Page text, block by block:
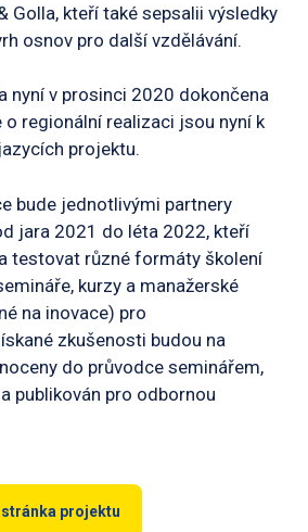
Golla, kteří také sepsalii výsledky
osnov pro další vzdělávání.
nyní v prosinci 2020 dokončena
o regionální realizaci jsou nyní k
projektu.
bude jednotlivými partnery
jara 2021 do léta 2022, kteří
testovat různé formáty školení
kurzy a manažerské
na inovace) pro
zkušenosti budou na
do průvodce seminářem,
publikován pro odbornou
projektu